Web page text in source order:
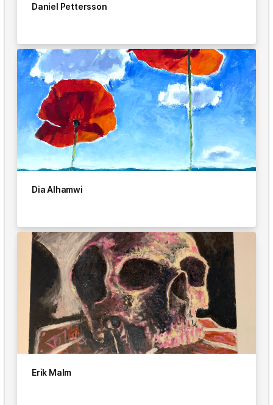
Daniel Pettersson
Dia Alhamwi
Erik Malm